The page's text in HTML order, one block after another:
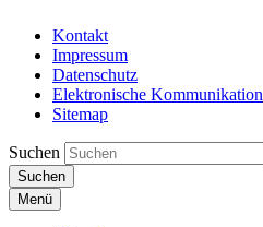
Kontakt
Impressum
Datenschutz
Elektronische Kommunikation
Sitemap
Suchen
Suchen
Menü